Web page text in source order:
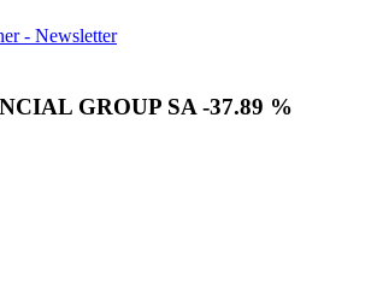
GROUP SA -37.89 %